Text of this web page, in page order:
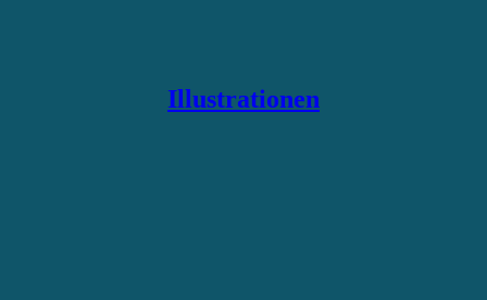
Illustrationen